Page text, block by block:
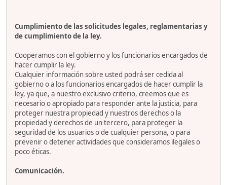
Cumplimiento de las solicitudes legales, reglamentarias y
de cumplimiento de la ley.
Cooperamos con el gobierno y los funcionarios encargados de
hacer cumplir la ley.
Cualquier información sobre usted podrá ser cedida al
gobierno o a los funcionarios encargados de hacer cumplir la
ley, ya que, a nuestro exclusivo criterio, creemos que es
necesario o apropiado para responder ante la justicia, para
proteger nuestra propiedad y nuestros derechos o la
propiedad y derechos de un tercero, para proteger la
seguridad de los usuarios o de cualquier persona, o para
prevenir o detener actividades que consideramos ilegales o
poco éticas.
Comunicación.